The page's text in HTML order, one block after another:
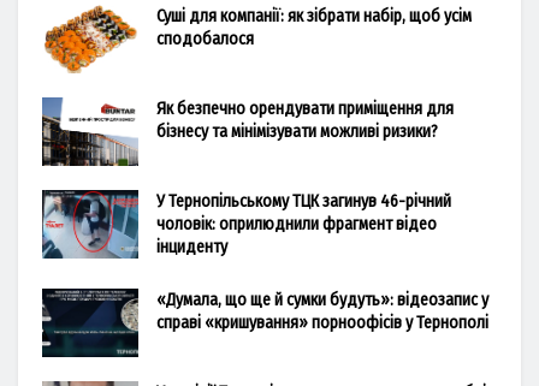
Суші для компанії: як зібрати набір, щоб усім
сподобалося
Як безпечно орендувати приміщення для
бізнесу та мінімізувати можливі ризики?
У Тернопільському ТЦК загинув 46-річний
чоловік: оприлюднили фрагмент відео
інциденту
«Думала, що ще й сумки будуть»: відеозапис у
справі «кришування» порноофісів у Тернополі